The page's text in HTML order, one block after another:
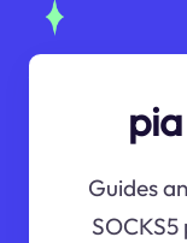
Guides